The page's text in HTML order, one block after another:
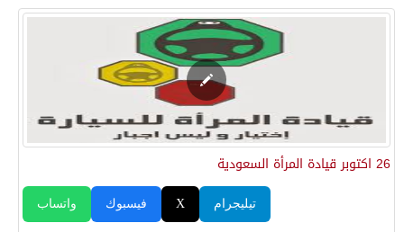
26 اكتوبر قيادة المرأة السعودية
واتساب فيسبوك X تيليجرام